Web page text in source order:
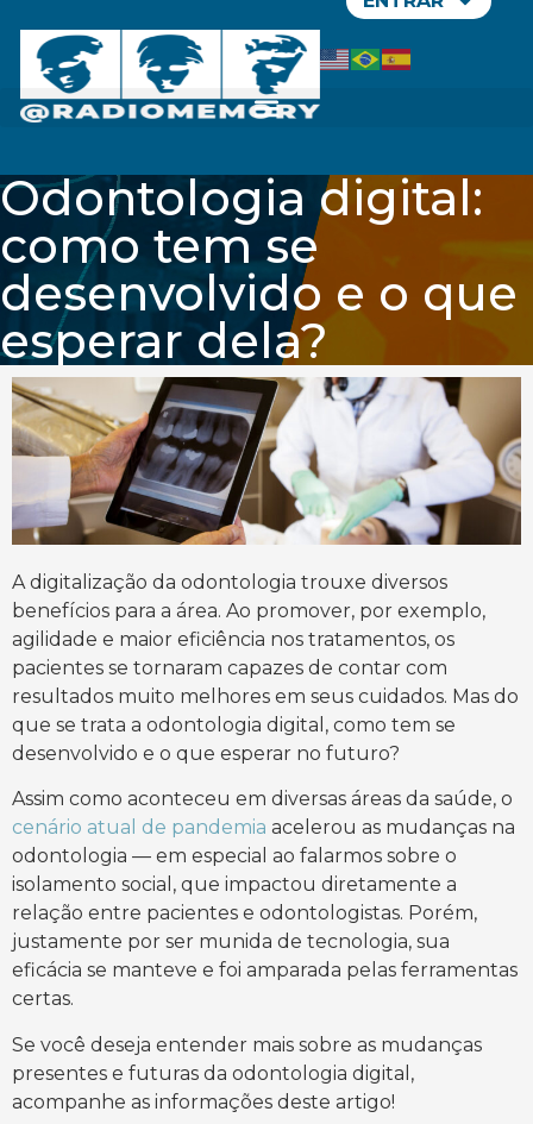
Odontologia digital:
como tem se
desenvolvido e o que
esperar dela?
A digitalização da odontologia trouxe diversos
benefícios para a área. Ao promover, por exemplo,
agilidade e maior eficiência nos tratamentos, os
pacientes se tornaram capazes de contar com
resultados muito melhores em seus cuidados. Mas do
que se trata a odontologia digital, como tem se
desenvolvido e o que esperar no futuro?
Assim como aconteceu em diversas áreas da saúde, o
cenário atual de pandemia acelerou as mudanças na
odontologia — em especial ao falarmos sobre o
isolamento social, que impactou diretamente a
relação entre pacientes e odontologistas. Porém,
justamente por ser munida de tecnologia, sua
eficácia se manteve e foi amparada pelas ferramentas
certas.
Se você deseja entender mais sobre as mudanças
presentes e futuras da odontologia digital,
acompanhe as informações deste artigo!